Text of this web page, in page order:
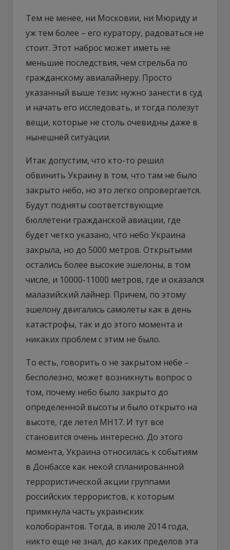
Тем не менее, ни Московии, ни Мюриду и
уж тем более – его куратору, радоваться не
стоит. Этот наброс может иметь не
меньшие последствия, чем стрельба по
гражданскому авиалайнеру. Просто
указанный выше тезис нужно занести в суд
и начать его исследовать, и тогда полезут
вещи, которые не столь очевидны даже в
нынешней ситуации.
Итак допустим, что кто-то решил
обвинить Украину в том, что там не было
закрыто небо, но это легко опровергается.
Будут подняты соответствующие
бюллетени гражданской авиации, где
будет четко указано, что небо Украина
закрыла, но до 5000 метров. Открытыми
остались более высокие эшелоны, в том
числе, и 10000-11000 метров, где и оказался
малазийский лайнер. Причем, по этому
эшелону двигались самолеты как в день
катастрофы, так и до этого момента и
никаких проблем с этим не было.
То есть, говорить о не закрытом небе –
бесполезно, может возникнуть вопрос о
том, почему небо было закрыто до
определенной высоты и было открыто на
высоте, где летел МН17. И тут все
становится очень интересно. До этого
момента, Украина относилась к событиям
в Донбассе как некой спланированной
террористической акции группами
российских террористов, к которым
примкнула часть украинских
колоборантов. Тогда, в июле 2014 года,
никто еще не знал, до каких пределов эта